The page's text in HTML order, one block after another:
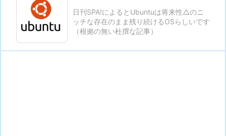
日刊SPA!によるとUbuntuは将来性△のニ
ッチな存在のまま残り続けるOSらしいです
（根拠の無い杜撰な記事）